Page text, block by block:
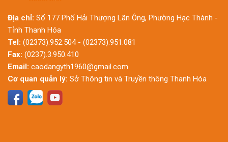
Địa chỉ: Số 177 Phố Hải Thượng Lãn Ông, Phường Hạc Thành -
Tỉnh Thanh Hóa
Tel: (02373).952.504 - (02373).951.081
Fax: (0237).3.950.410
Email: caodangyth1960@gmail.com
Cơ quan quản lý: Sở Thông tin và Truyền thông Thanh Hóa